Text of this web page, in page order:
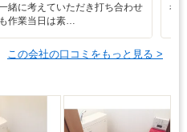
緒に考えていただき打ち合わせ
作業当日は素…
考
この会社の口コミをもっと見る >